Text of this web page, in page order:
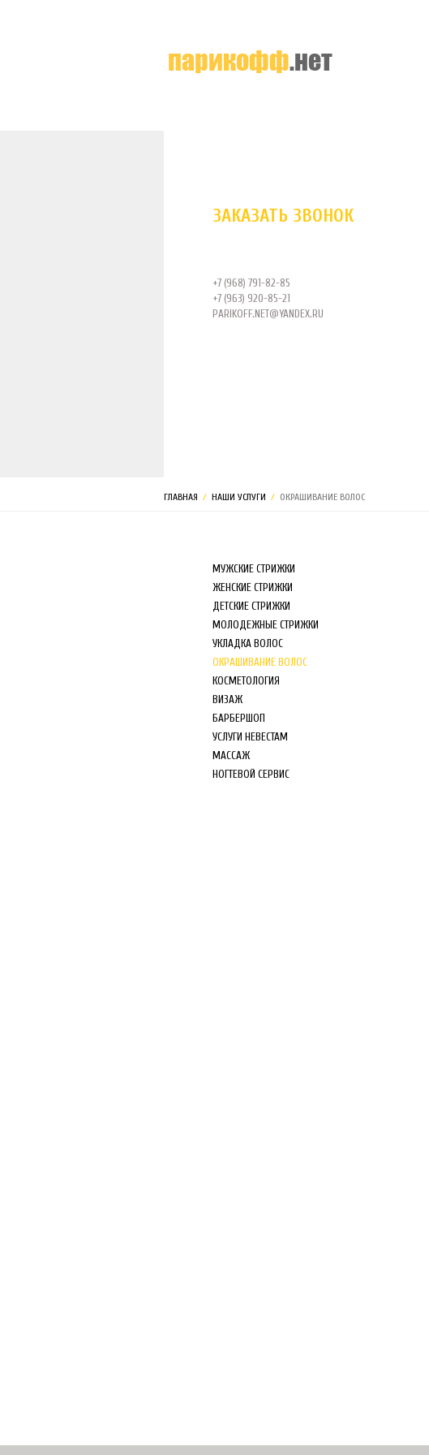
ЗАКАЗАТЬ ЗВОНОК
+7 (968) 791-82-85
+7 (963) 920-85-21
PARIKOFF.NET@YANDEX.RU
ГЛАВНАЯ / НАШИ УСЛУГИ / ОКРАШИВАНИЕ ВОЛОС
МУЖСКИЕ СТРИЖКИ
ЖЕНСКИЕ СТРИЖКИ
ДЕТСКИЕ СТРИЖКИ
МОЛОДЕЖНЫЕ СТРИЖКИ
УКЛАДКА ВОЛОС
ОКРАШИВАНИЕ ВОЛОС
КОСМЕТОЛОГИЯ
ВИЗАЖ
БАРБЕРШОП
УСЛУГИ НЕВЕСТАМ
МАССАЖ
НОГТЕВОЙ СЕРВИС